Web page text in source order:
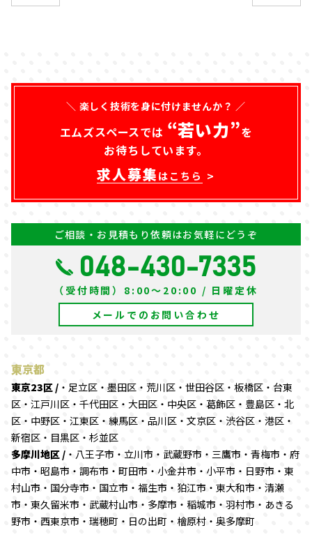
＼ 楽しく技術を身に付けませんか？ ／
エムズスペースでは “若い力”を
お待ちしています。
求人募集 はこちら
ご相談・お見積もり依頼はお気軽にどうぞ
048-430-7335
（受付時間）8:00～20:00 / 日曜定休
メールでのお問い合わせ
東京都
東京23区 / ・足立区・墨田区・荒川区・世田谷区・板橋区・台東
区・江戸川区・千代田区・大田区・中央区・葛飾区・豊島区・北
区・中野区・江東区・練馬区・品川区・文京区・渋谷区・港区・
新宿区・目黒区・杉並区
多摩川地区 / ・八王子市・立川市・武蔵野市・三鷹市・青梅市・府
中市・昭島市・調布市・町田市・小金井市・小平市・日野市・東
村山市・国分寺市・国立市・福生市・狛江市・東大和市・清瀬
市・東久留米市・武蔵村山市・多摩市・稲城市・羽村市・あきる
野市・西東京市・瑞穂町・日の出町・檜原村・奥多摩町